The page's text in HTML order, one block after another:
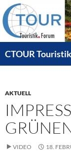
Zum
Inhalt
springen
CTOUR
AKTUELL
VIDEO 18.